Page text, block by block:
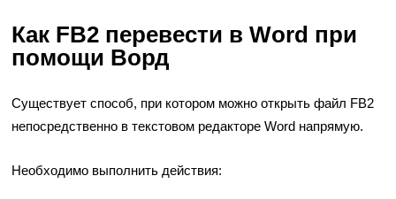
Как FB2 перевести в Word при
помощи Ворд
Существует способ, при котором можно открыть файл FB2
непосредственно в текстовом редакторе Word напрямую.
Необходимо выполнить действия: